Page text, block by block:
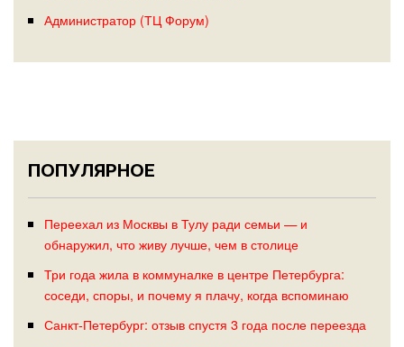
Администратор (ТЦ Форум)
ПОПУЛЯРНОЕ
Переехал из Москвы в Тулу ради семьи — и
обнаружил, что живу лучше, чем в столице
Три года жила в коммуналке в центре Петербурга:
соседи, споры, и почему я плачу, когда вспоминаю
Санкт-Петербург: отзыв спустя 3 года после переезда